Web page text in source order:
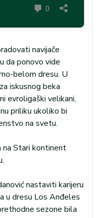
navijače
da ponovo vide
belom dresu. U
iskusnog beka
evroligaški velikani,
priliku ukoliko bi
na svetu.
na Stari kontinent
nastaviti karijeru
u dresu Los Anđeles
sezone bila